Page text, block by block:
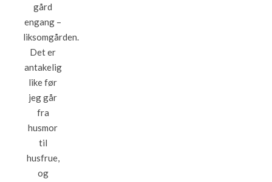
gård
engang –
liksomgården.
Det er
antakelig
like før
jeg går
fra
husmor
til
husfrue,
og